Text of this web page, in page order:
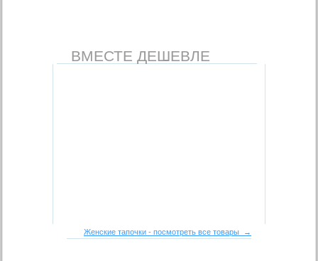
ВМЕСТЕ ДЕШЕВЛЕ
Женские тапочки - посмотреть все товары →